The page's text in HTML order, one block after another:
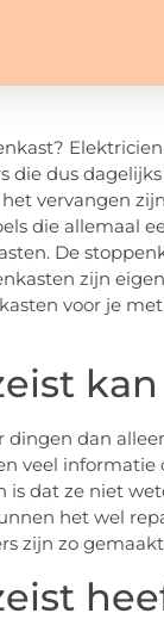
die dus
vervangen
die allemaal
De
zijn
voor je
dan
veel
dat ze niet
het wel
zijn zo